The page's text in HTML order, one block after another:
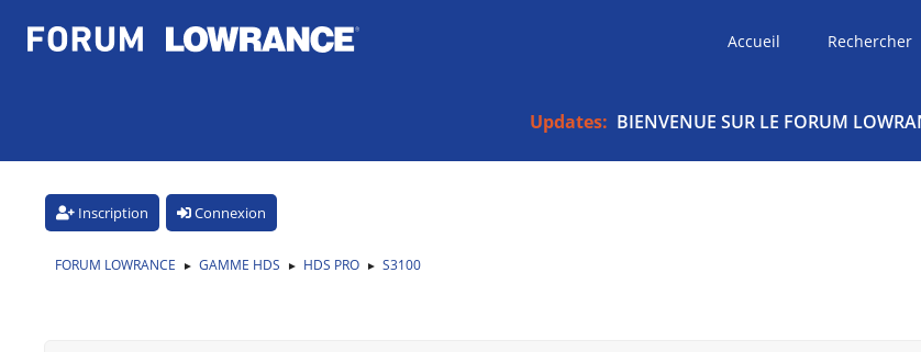
Accueil Rechercher
Updates: BIENVENUE SUR LE FORUM
Inscription Connexion
FORUM LOWRANCE ► GAMME HDS ► HDS PRO ► S3100